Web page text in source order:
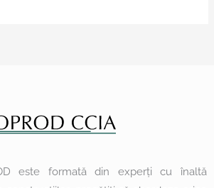
este formată din experți cu înaltă